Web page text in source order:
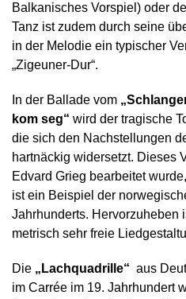
Balkanisches Vorspiel) oder
Tanz ist zudem durch seine
in der Melodie ein typischer
„Zigeuner-Dur“.
In der Ballade vom
kom seg“ wird der tragische
die sich den Nachstellungen
hartnäckig widersetzt. Dieses
Edvard Grieg bearbeitet
ist ein Beispiel der
Jahrhunderts. Hervorzuheben
metrisch sehr freie
Die „Lachquadrille“ aus
im Carrée im 19. Jahrhundert